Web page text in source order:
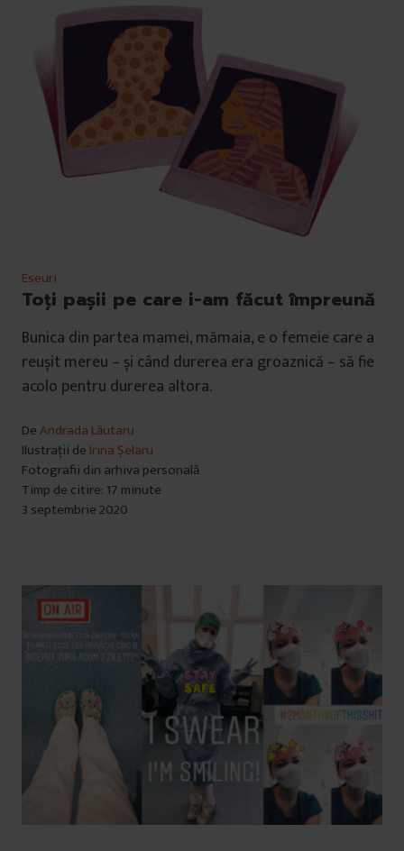
Eseuri
Toți pașii pe care i-am făcut împreună
Bunica din partea mamei, mămaia, e o femeie care a
reușit mereu – și când durerea era groaznică – să fie
acolo pentru durerea altora.
DeAndrada Lăutaru
Ilustrații de Irina Șelaru
Fotografii din arhiva personală
Timp de citire: 17 minute
3 septembrie 2020